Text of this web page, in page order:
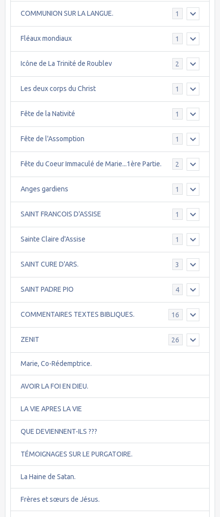
COMMUNION SUR LA LANGUE. 1
Fléaux mondiaux 1
Icône de La Trinité de Roublev 2
Les deux corps du Christ 1
Fête de la Nativité 1
Fête de l'Assomption 1
Fête du Coeur Immaculé de Marie...1ère Partie. 2
Anges gardiens 1
SAINT FRANCOIS D'ASSISE 1
Sainte Claire d'Assise 1
SAINT CURE D'ARS. 3
SAINT PADRE PIO 4
COMMENTAIRES TEXTES BIBLIQUES. 16
ZENIT 26
Marie, Co-Rédemptrice.
AVOIR LA FOI EN DIEU.
LA VIE APRES LA VIE
QUE DEVIENNENT-ILS ???
TÉMOIGNAGES SUR LE PURGATOIRE.
La Haine de Satan.
Frères et sœurs de Jésus.